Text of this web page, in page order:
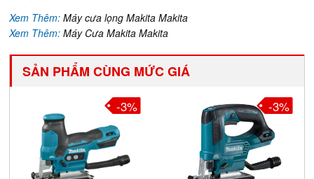
Xem Thêm:Máy cưa lọng Makita Makita
Xem Thêm:Máy Cưa Makita Makita
SẢN PHẨM CÙNG MỨC GIÁ
-3% -3%